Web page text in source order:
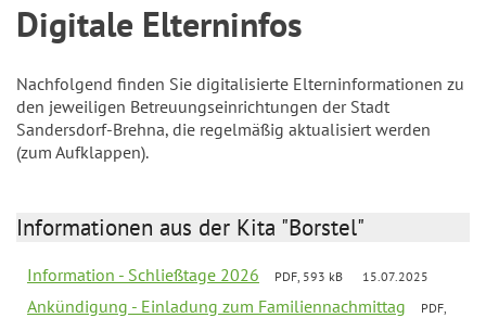
Digitale Elterninfos
Nachfolgend finden Sie digitalisierte Elterninformationen zu
den jeweiligen Betreuungseinrichtungen der Stadt
Sandersdorf-Brehna, die regelmäßig aktualisiert werden
(zum Aufklappen).
Informationen aus der Kita "Borstel"
Information - Schließtage 2026 PDF, 593 kB 15.07.2025
Ankündigung - Einladung zum Familiennachmittag
PDF,